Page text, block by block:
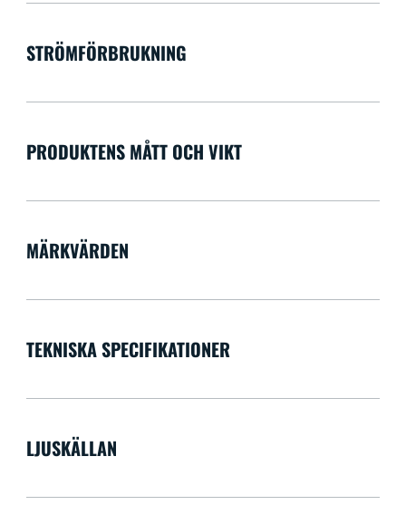
STRÖMFÖRBRUKNING
PRODUKTENS MÅTT OCH VIKT
MÄRKVÄRDEN
TEKNISKA SPECIFIKATIONER
LJUSKÄLLAN